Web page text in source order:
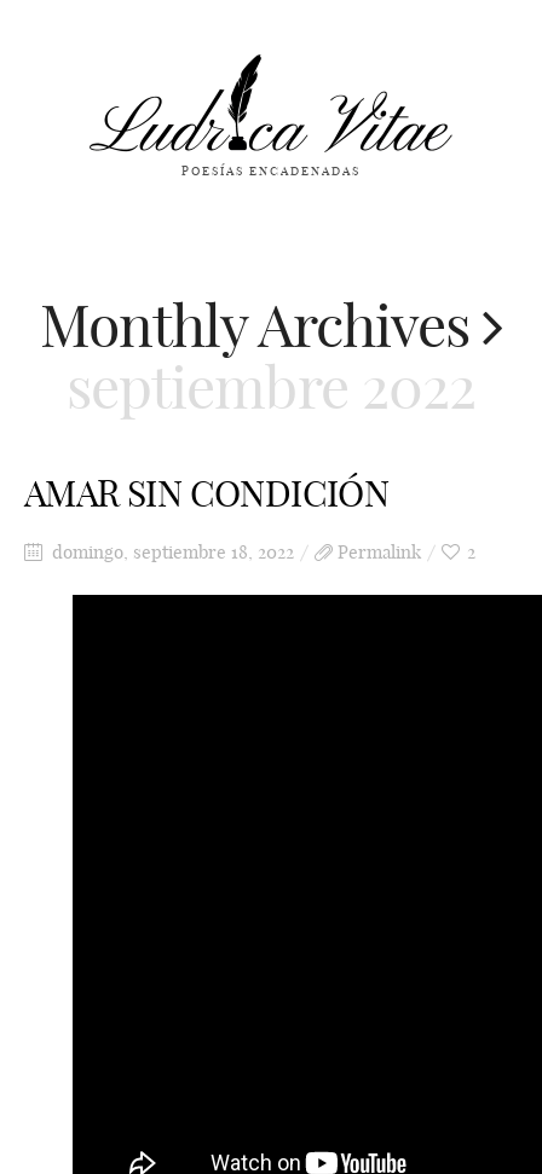
POESÍAS ENCADENADAS
Monthly Archives
septiembre 2022
AMAR SIN CONDICIÓN
domingo, septiembre 18, 2022 Permalink 2